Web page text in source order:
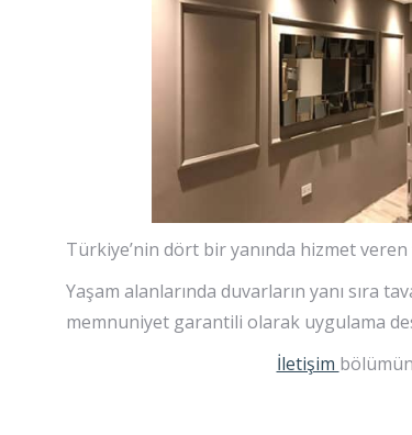
Türkiye’nin dört bir yanında hizmet veren
Yaşam alanlarında duvarların yanı sıra
memnuniyet garantili olarak uygulama
İletişim